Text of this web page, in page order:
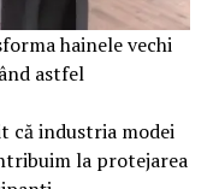
hainele vechi
astfel
că industria modei
la protejarea